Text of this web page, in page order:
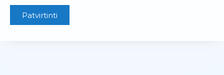
Patvirtinti